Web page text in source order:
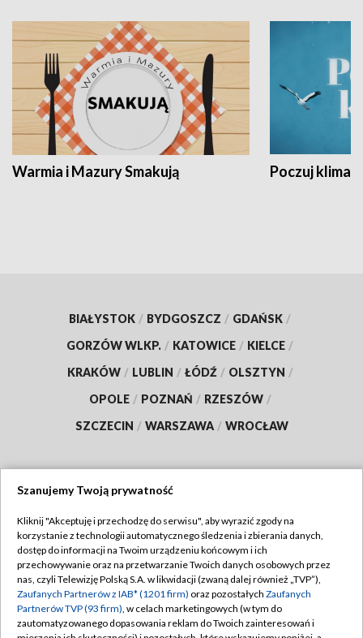
Warmia i Mazury Smakują Poczuj klimat
BIAŁYSTOK / BYDGOSZCZ / GDAŃSK /
GORZÓW WLKP. / KATOWICE / KIELCE /
KRAKÓW / LUBLIN / ŁÓDŹ / OLSZTYN /
OPOLE / POZNAŃ / RZESZÓW /
SZCZECIN / WARSZAWA / WROCŁAW
TVP
Abonament TVP
Emisja w TVP
Centrum informacji TVP
Regulamin TVP
Polityka prywatności
Moje zgody
Szanujemy Twoją prywatność
Kliknij "Akceptuję i przechodzę do serwisu", aby wyrazić zgody na
korzystanie z technologii automatycznego śledzenia i zbierania danych,
dostęp do informacji na Twoim urządzeniu końcowym i ich
przechowywanie oraz na przetwarzanie Twoich danych osobowych przez
nas, czyli Telewizję Polską S.A. w likwidacji (zwaną dalej również „TVP”),
Zaufanych Partnerów z IAB* (1201 firm) oraz pozostałych Zaufanych
Partnerów TVP (93 firm), w celach marketingowych (w tym do
zautomatyzowanego dopasowania reklam do Twoich zainteresowań i